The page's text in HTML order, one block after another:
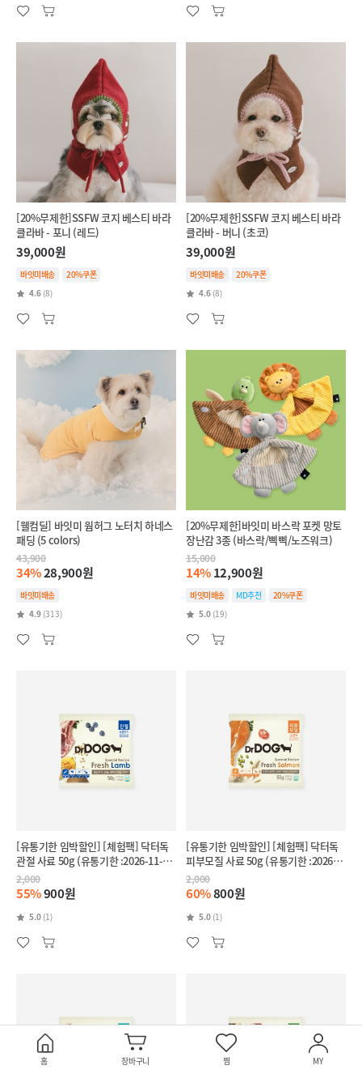
[20%무제한]SSFW 코지 베스티 바라
클라바 - 포니 (레드)
39,000원
바잇미배송
20%쿠폰
4.6 (8)
[20%무제한]SSFW 코지 베스티 바라
클라바 - 버니 (초코)
39,000원
바잇미배송
20%쿠폰
4.6 (8)
[웰컴딜] 바잇미 웜허그 노터치 하네스
패딩 (5 colors)
43,900
34%28,900원
바잇미배송
4.9 (313)
[20%무제한]바잇미 바스락 포켓 망토
장난감 3종 (바스락/삑삑/노즈워크)
15,000
14%12,900원
바잇미배송 MD추천
20%쿠폰
5.0 (19)
[유통기한 임박할인] [체험팩] 닥터독
관절 사료 50g (유통기한 :2026-11-
28)
2,000
55%900원
5.0 (1)
[유통기한 임박할인] [체험팩] 닥터독
피부모질 사료 50g (유통기한 :2026-
11-27)
2,000
60%800원
5.0 (1)
홈 장바구니 찜 MY